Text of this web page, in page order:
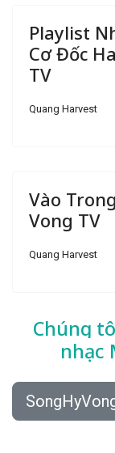
Playlist
Cơ Đốc
TV
Quang Harvest
Vào
Vong TV
Quang Harvest
Chúng
nhạc